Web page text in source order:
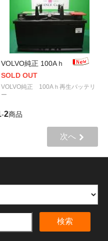
VOLVO純正 100Aｈ
SOLD OUT
VOLVO純正 100Aｈ再生バッテリ
ー
-2商品
次へ
検索